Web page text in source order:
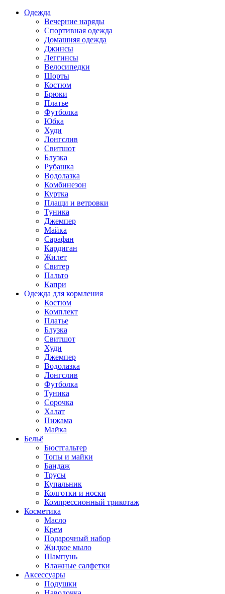
Одежда
Вечерние наряды
Спортивная одежда
Домашняя одежда
Джинсы
Леггинсы
Велосипедки
Шорты
Костюм
Брюки
Платье
Футболка
Юбка
Худи
Лонгслив
Свитшот
Блузка
Рубашка
Водолазка
Комбинезон
Куртка
Плащи и ветровки
Туника
Джемпер
Майка
Сарафан
Кардиган
Жилет
Свитер
Пальто
Капри
Одежда для кормления
Костюм
Комплект
Платье
Блузка
Свитшот
Худи
Джемпер
Водолазка
Лонгслив
Футболка
Туника
Сорочка
Халат
Пижама
Майка
Бельё
Бюстгальтер
Топы и майки
Бандаж
Трусы
Купальник
Колготки и носки
Компрессионный трикотаж
Косметика
Масло
Крем
Подарочный набор
Жидкое мыло
Шампунь
Влажные салфетки
Аксессуары
Подушки